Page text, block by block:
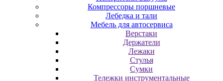
Компрессоры поршневые
Лебедка и тали
Мебель для автосервиса
Верстаки
Держатели
Лежаки
Стулья
Сумки
Тележки инструментальные